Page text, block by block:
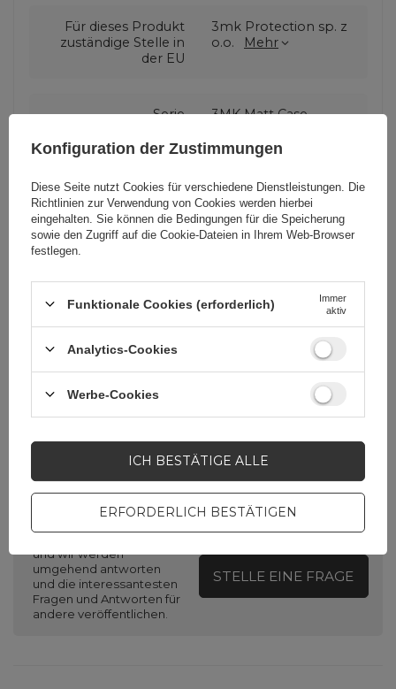
Für dieses Produkt
zuständige Stelle in
der EU
3mk Protection sp. z
o.o.
Mehr
Serie 3MK Matt Case
Verpackungshöhe in
Zentimetern
19,5
Verpackungslänge in
Zentimetern
1,6
Verpackungsbreite in
8,5
Brauchen Sie Hilfe? Haben Sie
Fragen?
und wir werden
umgehend antworten
und die interessantesten
Fragen und Antworten für
andere veröffentlichen.
STELLE EINE FRAGE
Konfiguration der Zustimmungen
Diese Seite nutzt Cookies für verschiedene Dienstleistungen. Die
Richtlinien zur Verwendung von Cookies werden hierbei
eingehalten. Sie können die Bedingungen für die Speicherung
sowie den Zugriff auf die Cookie-Dateien in Ihrem Web-Browser
festlegen.
Funktionale Cookies (erforderlich)
Immer
aktiv
Analytics-Cookies
Werbe-Cookies
ERFORDERLICH BESTÄTIGEN
ICH BESTÄTIGE ALLE